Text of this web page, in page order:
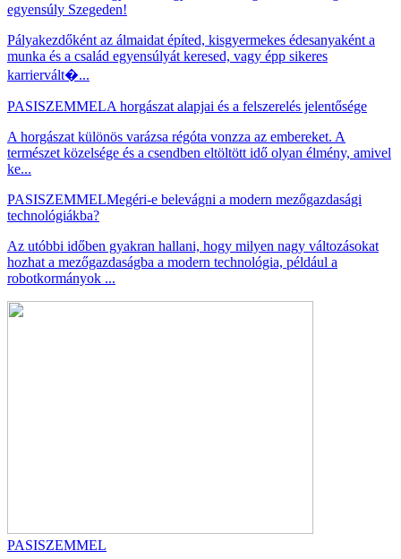
egyensúly Szegeden!
Pályakezdőként az álmaidat építed, kisgyermekes édesanyaként a
munka és a család egyensúlyát keresed, vagy épp sikeres
karriervált�...
PASISZEMMELA horgászat alapjai és a felszerelés jelentősége
A horgászat különös varázsa régóta vonzza az embereket. A
természet közelsége és a csendben eltöltött idő olyan élmény, amivel
ke...
PASISZEMMELMegéri-e belevágni a modern mezőgazdasági
technológiákba?
Az utóbbi időben gyakran hallani, hogy milyen nagy változásokat
hozhat a mezőgazdaságba a modern technológia, például a
robotkormányok ...
PASISZEMMEL